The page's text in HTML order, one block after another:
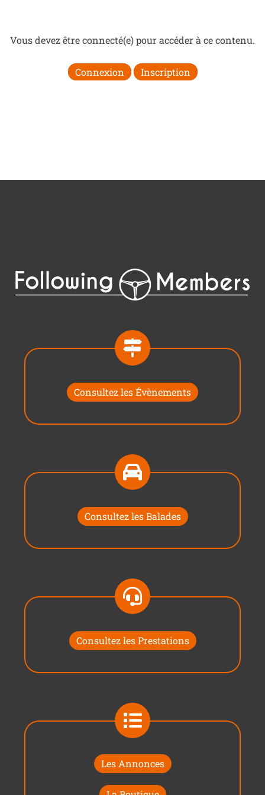
Vous devez être connecté(e) pour accéder à ce contenu.
Connexion Inscription
Consultez les Évènements
Consultez les Balades
Consultez les Prestations
Les Annonces